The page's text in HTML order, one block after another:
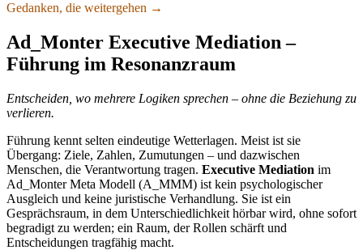
Gedanken, die weitergehen →
Ad_Monter Executive Mediation –
Führung im Resonanzraum
Entscheiden, wo mehrere Logiken sprechen – ohne die Beziehung zu
verlieren.
Führung kennt selten eindeutige Wetterlagen. Meist ist sie
Übergang: Ziele, Zahlen, Zumutungen – und dazwischen
Menschen, die Verantwortung tragen. Executive Mediation im
Ad_Monter Meta Modell (A_MMM) ist kein psychologischer
Ausgleich und keine juristische Verhandlung. Sie ist ein
Gesprächsraum, in dem Unterschiedlichkeit hörbar wird, ohne sofort
begradigt zu werden; ein Raum, der Rollen schärft und
Entscheidungen tragfähig macht.